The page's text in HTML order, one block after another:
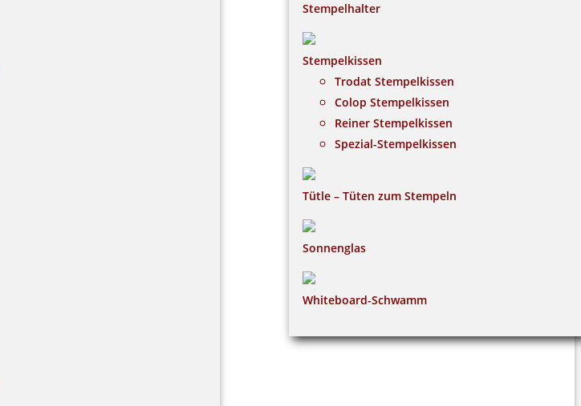
Stempelhalter
Stempelkissen
Trodat Stempelkissen
Colop Stempelkissen
Reiner Stempelkissen
Spezial-Stempelkissen
Tütle – Tüten zum Stempeln
Sonnenglas
Whiteboard-Schwamm